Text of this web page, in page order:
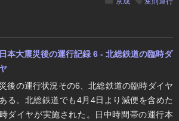
本大震災後の運行記録 6 - 北総鉄道の臨時ダ
後の運行状況その6、北総鉄道の臨時ダイヤ
る。北総鉄道でも4月4日より減便を含めた
ダイヤが実施された。日中時間帯の運行本